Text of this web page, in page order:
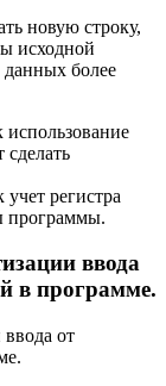
новую строку,
исходной
данных более
регистра
программы.
ввода
в программе.